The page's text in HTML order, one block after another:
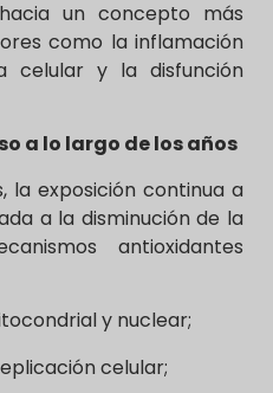
un concepto más
como la inflamación
celular y la disfunción
a lo largo de los años
la exposición continua a
a la disminución de la
antioxidantes
y nuclear;
celular;